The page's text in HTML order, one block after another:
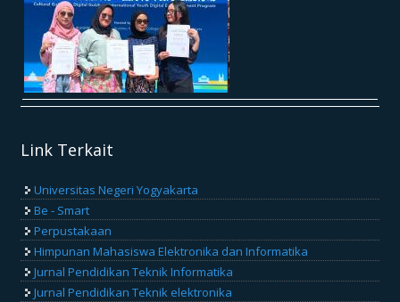
Link Terkait
Universitas Negeri Yogyakarta
Be - Smart
Perpustakaan
Himpunan Mahasiswa Elektronika dan Informatika
Jurnal Pendidikan Teknik Informatika
Jurnal Pendidikan Teknik elektronika